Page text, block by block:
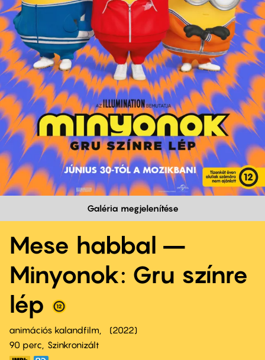
Galéria megjelenítése
Mese habbal –
Minyonok: Gru színre
lép
animációs kalandfilm
2022
90 perc,
Szinkronizált